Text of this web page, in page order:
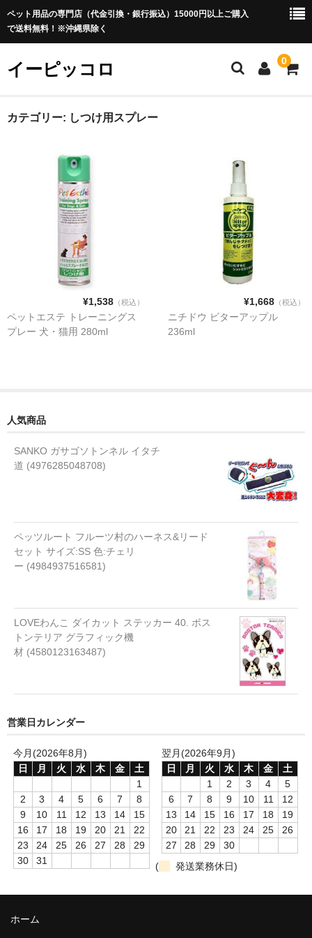
ペット用品の専門店（代金引換・銀行振込）15000円以上ご購入
で送料無料！※沖縄県除く
イーピッコロ 0
ホーム
ドッグフード
ドライフード
セミモイストフード
ウエットフード 缶詰
流動食
水
アイスクリーム
ケーキ
ソーセージ
ふりかけ トッピング
フリーズドライ
ボーロ
レトルト
カテゴリー: しつけ用スプレー
¥1,538（税込）
ペットエステ トレーニングス
プレー 犬・猫用 280ml
¥1,668（税込）
ニチドウ ビターアップル
236ml
人気商品
SANKO ガサゴソトンネル イタチ
道 (4976285048708)
ペッツルート フルーツ村のハーネス&リード
セット サイズ:SS 色:チェリ
ー (4984937516581)
LOVEわんこ ダイカット ステッカー 40. ボス
トンテリア グラフィック機
材 (4580123163487)
営業日カレンダー
今月(2026年8月)
日
月 火 水 木 金
土
1
2
3 4 5 6 7
8
9
10 11 12 13 14
15
16
17 18 19 20 21
22
23
24 25 26 27 28
29
30
31
翌月(2026年9月)
日
月 火 水 木 金
土
1
2 3 4
5
6
7 8 9 10 11
12
13
14 15 16 17 18
19
20
21 22 23 24 25
26
27
28 29
30
(
発送業務休日)
ホーム